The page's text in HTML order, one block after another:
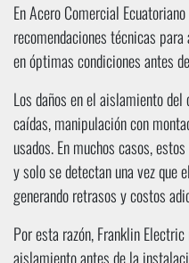
En Acero Comercial
recomendaciones técnicas
en óptimas condiciones antes
Los daños en el aislamiento
caídas, manipulación con
usados. En muchos casos,
y solo se detectan una vez que
generando retrasos y costos
Por esta razón, Franklin
aislamiento antes de la